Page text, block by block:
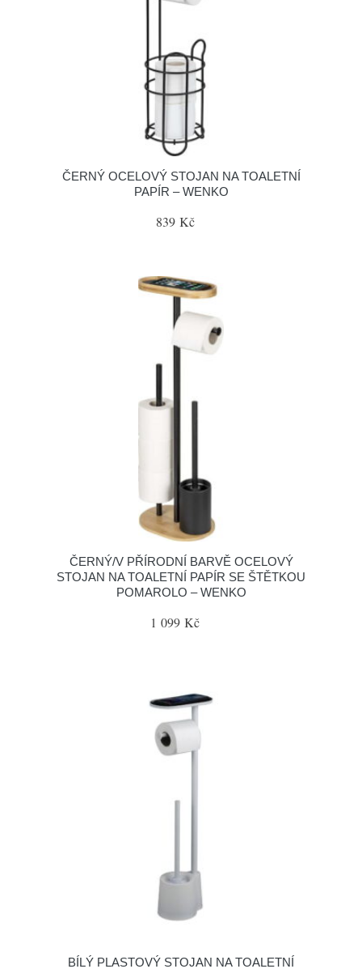
ČERNÝ OCELOVÝ STOJAN NA TOALETNÍ
PAPÍR – WENKO
839 Kč
ČERNÝ/V PŘÍRODNÍ BARVĚ OCELOVÝ
STOJAN NA TOALETNÍ PAPÍR SE ŠTĚTKOU
POMAROLO – WENKO
1 099 Kč
BÍLÝ PLASTOVÝ STOJAN NA TOALETNÍ